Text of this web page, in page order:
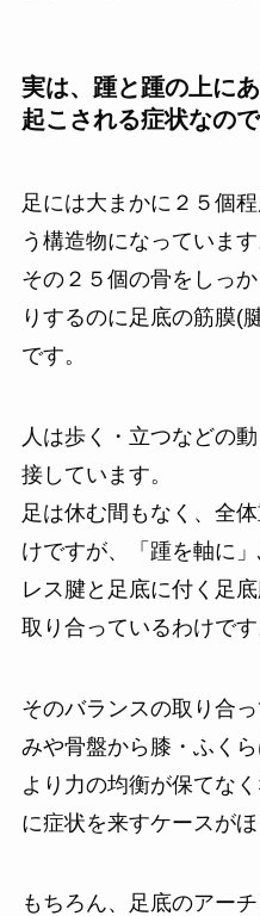
実は、踵と踵の上に
起こされる症状なので
足には大まかに２５個
う構造物になっています
その２５個の骨をしっ
りするのに足底の筋膜(
です。
人は歩く・立つなどの
接しています。
足は休む間もなく、全
けですが、「踵を軸に
レス腱と足底に付く足
取り合っているわけです
そのバランスの取り合
みや骨盤から膝・ふく
より力の均衡が保てな
に症状を来すケースがほ
もちろん、足底のアー